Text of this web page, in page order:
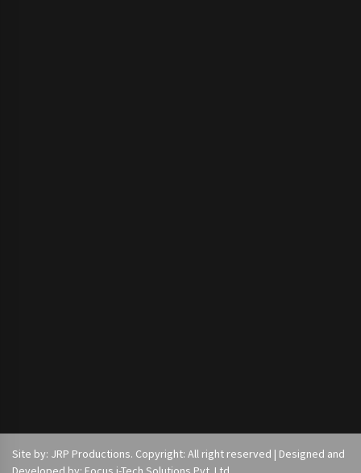
Site by: JRP Productions. Copyright: All right reserved | Designed and